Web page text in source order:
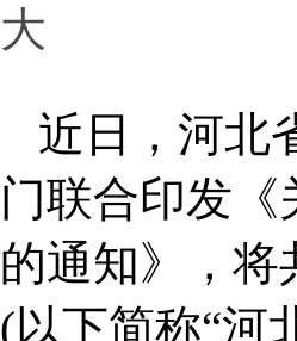
大
近日，河北
门联合印发《
的通知》，将
(以下简称“河